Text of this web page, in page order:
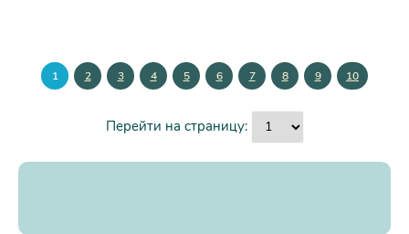
1 2 3 4 5 6 7 8 9 10
Перейти на страницу: